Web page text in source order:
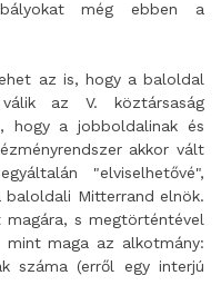
még ebben a
az is, hogy a baloldal
az V. köztársaság
hogy a jobboldalinak és
akkor vált
"elviselhetővé",
baloldali Mitterrand elnök.
s megtörténtével
mint maga az alkotmány:
száma (erről egy interjú